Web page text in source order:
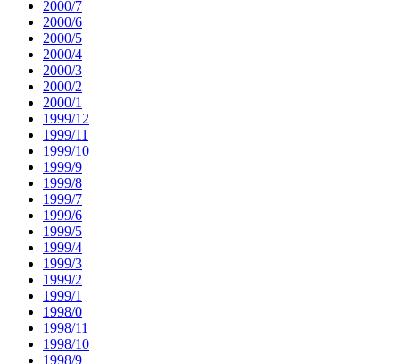
2000/7
2000/6
2000/5
2000/4
2000/3
2000/2
2000/1
1999/12
1999/11
1999/10
1999/9
1999/8
1999/7
1999/6
1999/5
1999/4
1999/3
1999/2
1999/1
1998/0
1998/11
1998/10
1998/9